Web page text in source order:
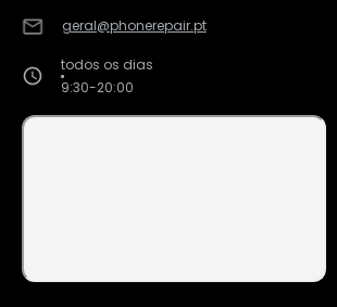
geral@phonerepair.pt
todos os dias
9:30-20:00